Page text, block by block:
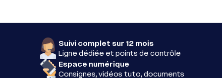
Suivi complet sur 12 mois
Ligne dédiée et points de contrôle
Espace numérique
Consignes, vidéos tuto, documents